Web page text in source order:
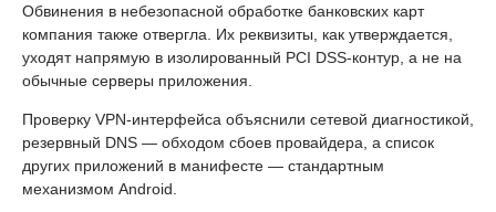
Обвинения в небезопасной обработке банковских карт
компания также отвергла. Их реквизиты, как утверждается,
уходят напрямую в изолированный PCI DSS-контур, а не на
обычные серверы приложения.
Проверку VPN-интерфейса объяснили сетевой диагностикой,
резервный DNS — обходом сбоев провайдера, а список
других приложений в манифесте — стандартным
механизмом Android.